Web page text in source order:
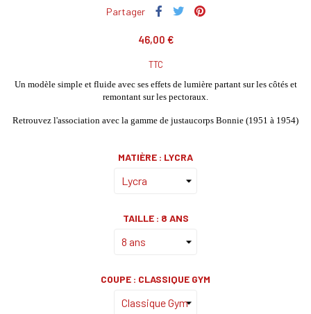
Partager
46,00 €
TTC
Un modèle simple et fluide avec ses effets de lumière partant sur les côtés et
remontant sur les pectoraux.
Retrouvez l'association avec la gamme de justaucorps Bonnie (1951 à 1954)
MATIÈRE : LYCRA
TAILLE : 8 ANS
COUPE : CLASSIQUE GYM